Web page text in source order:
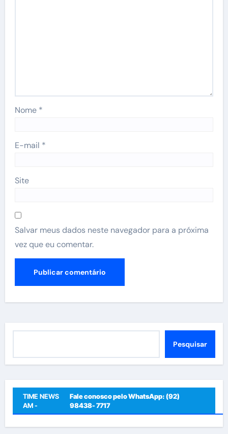
Nome *
E-mail *
Site
Salvar meus dados neste navegador para a próxima
vez que eu comentar.
Pesquisar
TIME NEWS
AM -
Fale conosco pelo WhatsApp: (92)
98438- 7717